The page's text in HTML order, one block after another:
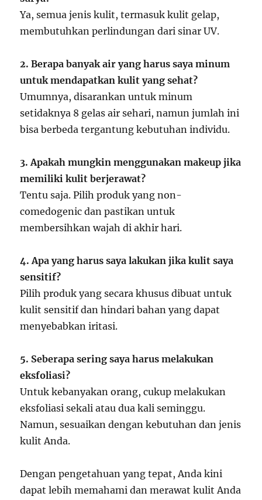
Ya, semua jenis kulit, termasuk kulit gelap,
membutuhkan perlindungan dari sinar UV.
2. Berapa banyak air yang harus saya minum
untuk mendapatkan kulit yang sehat?
Umumnya, disarankan untuk minum
setidaknya 8 gelas air sehari, namun jumlah ini
bisa berbeda tergantung kebutuhan individu.
3. Apakah mungkin menggunakan makeup jika
memiliki kulit berjerawat?
Tentu saja. Pilih produk yang non-
comedogenic dan pastikan untuk
membersihkan wajah di akhir hari.
4. Apa yang harus saya lakukan jika kulit saya
sensitif?
Pilih produk yang secara khusus dibuat untuk
kulit sensitif dan hindari bahan yang dapat
menyebabkan iritasi.
5. Seberapa sering saya harus melakukan
eksfoliasi?
Untuk kebanyakan orang, cukup melakukan
eksfoliasi sekali atau dua kali seminggu.
Namun, sesuaikan dengan kebutuhan dan jenis
kulit Anda.
Dengan pengetahuan yang tepat, Anda kini
dapat lebih memahami dan merawat kulit Anda